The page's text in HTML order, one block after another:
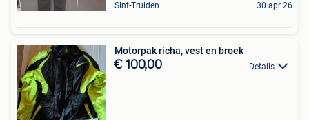
Sint-Truiden 30 apr 26
Motorpak richa, vest en broek
€ 100,00 Details